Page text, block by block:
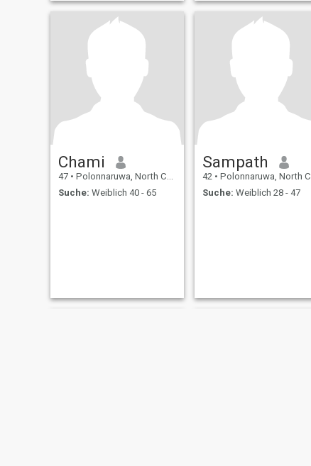
Chami
47 • Polonnaruwa, North Central, Sri Lanka
Suche: Weiblich 40 - 65
Sampath
42 • Polonnaruwa, North Central, Sri Lanka
Suche: Weiblich 28 - 47